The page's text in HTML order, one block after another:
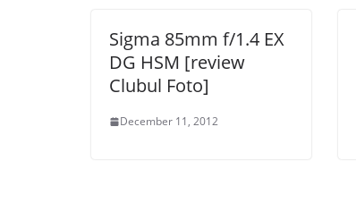
Sigma 85mm f/1.4 EX
DG HSM [review
Clubul Foto]
December 11, 2012